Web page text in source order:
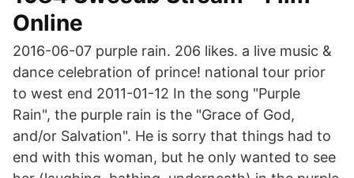
Online
2016-06-07 purple rain. 206 likes. a live music &
dance celebration of prince! national tour prior
to west end 2011-01-12 In the song "Purple
Rain", the purple rain is the "Grace of God,
and/or Salvation". He is sorry that things had to
end with this woman, but he only wanted to see